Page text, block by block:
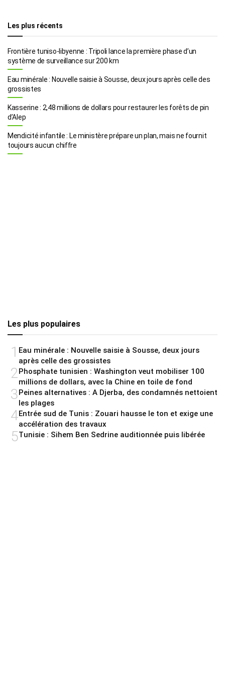
Les plus récents
Frontière tuniso-libyenne : Tripoli lance la première phase d’un
système de surveillance sur 200 km
Eau minérale : Nouvelle saisie à Sousse, deux jours après celle des
grossistes
Kasserine : 2,48 millions de dollars pour restaurer les forêts de pin
d’Alep
Mendicité infantile : Le ministère prépare un plan, mais ne fournit
toujours aucun chiffre
Les plus populaires
1 Eau minérale : Nouvelle saisie à Sousse, deux jours
après celle des grossistes
2Phosphate tunisien : Washington veut mobiliser 100
millions de dollars, avec la Chine en toile de fond
3Peines alternatives : A Djerba, des condamnés nettoient
les plages
4Entrée sud de Tunis : Zouari hausse le ton et exige une
accélération des travaux
5Tunisie : Sihem Ben Sedrine auditionnée puis libérée